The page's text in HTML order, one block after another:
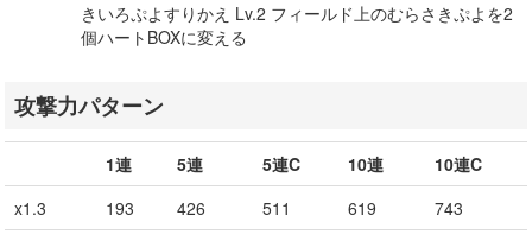
きいろぷよすりかえ Lv.2 フィールド上のむらさきぷよを2
個ハートBOXに変える
攻撃力パターン
1連 5連 5連C 10連
10連C
x1.3
193 426 511 619
743